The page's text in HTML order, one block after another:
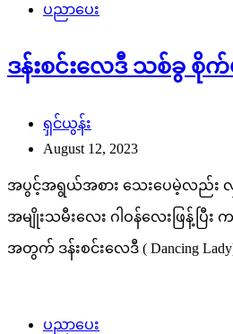
ပညာပေး
ဒန်းစင်းလေဒီ သစ်ခွ စိုက်
ရှင်ယွန်း
August 12, 2023
အပွင့်အရွယ်အစား သေးပေမဲ့လည်း
အမျိုးသမီးလေး ဂါဝန်လေးဖြန့်ပ
အတွက် ဒန်းစင်းလေဒီ ( Dancing
ပညာပေး